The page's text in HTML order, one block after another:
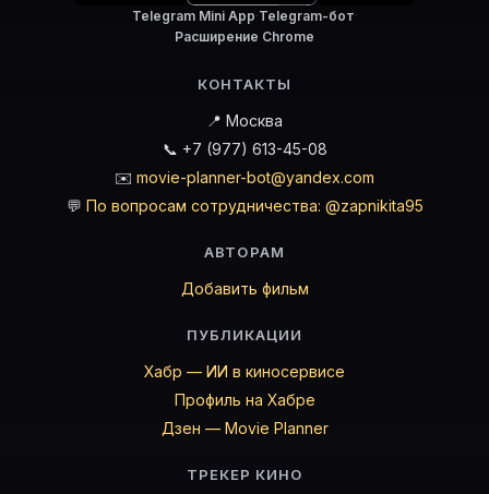
Telegram Mini App·Telegram-бот·
Расширение Chrome
КОНТАКТЫ
📍 Москва
📞 +7 (977) 613-45-08
✉️ movie-planner-bot@yandex.com
💬 По вопросам сотрудничества: @zapnikita95
АВТОРАМ
Добавить фильм
ПУБЛИКАЦИИ
Хабр — ИИ в киносервисе
Профиль на Хабре
Дзен — Movie Planner
ТРЕКЕР КИНО